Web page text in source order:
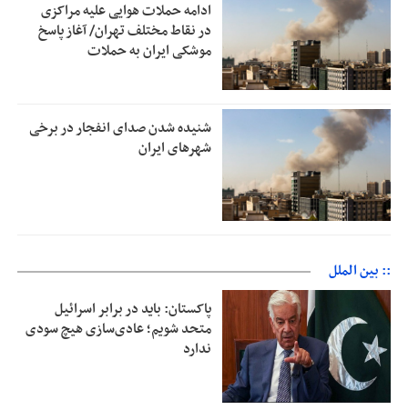
ادامه حملات هوایی علیه مراکزی
در نقاط مختلف تهران/ آغاز پاسخ
موشکی ایران به حملات
شنیده شدن صدای انفجار در برخی
شهرهای ایران
:: بین الملل
پاکستان: باید در برابر اسرائیل
متحد شویم؛ عادی‌سازی هیچ سودی
ندارد